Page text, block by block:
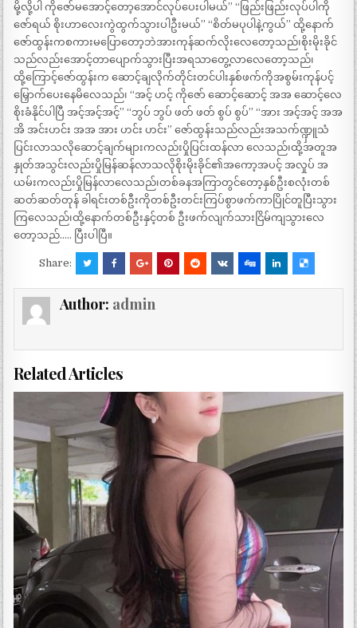
မို့လို့ပါ ကိုဇော်မအောင့်တော့အောင်လုပ်ပေးပါမယ်” “ဖြည်းဖြည်းလုပ်ပါကို
ဇော်ရယ် စိုးဟာလေးကွဲထွက်သွားပါဦးမယ်” “စိတ်မပုပါနဲ့ကွယ်” ထို့နောက်
ဇော်ထွန်းကစကားမပြောတော့ဘဲအားကုန်ဆက်လိုးလေတော့သည်၊စိုးမိုးခိုင်
သည်လည်းအောင့်တာပျောက်သွားပြီးအရသာတွေ့လာလေတော့သည်၊
ထို့ကြောင့်ဇော်ထွန်းက ဆောင့်ချလိုက်တိုင်းတင်ပါးနှစ်ဖက်ကိုအစွမ်းကုန်ပင့်
မြှောက်ပေးနေမိလေသည်၊ “အင့် ဟင့် ကိုဇော် ဆောင့်ဆောင့် အအ ဆောင့်လေ
စိုးခံနိုင်ပါပြီ အင့်အင့်အင့်” “ဘွပ် ဘွပ် ဖတ် ဖတ် စွပ် စွပ်” “အား အင့်အင့် အအ
အိ အင်းဟင်း အအ အား ဟင်း ဟင်း” ဇော်ထွန်းသည်လည်းအသက်ဏ္ဍှူသံ
ပြင်းလာသလိုဆောင့်ချက်များကလည်းပှိုပြင်းထန်လာ လေသည်၊ထို့အတူအ
နှုတ်အသွင်းလည်းပှိုမြန်ဆန်လာသလိုစိုးမိုးခိုင်၏အကော့အပင့် အလှုပ် အ
ယမ်းကလည်းပှိုမြန်လာလေသည်၊တစ်ခနအကြာတွင်တော့နှစ်ဦးစလုံးတစ်
ဆတ်ဆတ်တုန် ခါရင်းတစ်ဦးကိုတစ်ဦးတင်းကြပ်စွာဖက်ကာပြိုင်တူပြီးသွား
ကြလေသည်၊ထို့နောက်တစ်ဦးနှင့်တစ် ဦးဖက်လျက်သားငြိမ်ကျသွားလေ
တော့သည်….. ပြီးပါပြီ။
Share:
Author: admin
Related Articles